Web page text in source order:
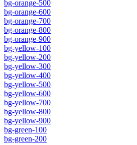
bg-orange-500
bg-orange-600
bg-orange-700
bg-orange-800
bg-orange-900
bg-yellow-100
bg-yellow-200
bg-yellow-300
bg-yellow-400
bg-yellow-500
bg-yellow-600
bg-yellow-700
bg-yellow-800
bg-yellow-900
bg-green-100
bg-green-200